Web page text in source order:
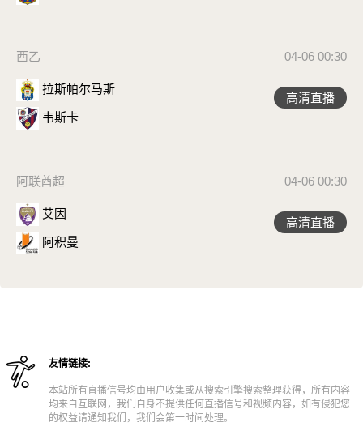
西乙 04-06 00:30
拉斯帕尔马斯
韦斯卡
高清直播
阿联酋超 04-06 00:30
艾因
阿积曼
高清直播
友情链接:
本站所有直播信号均由用户收集或从搜索引擎搜索整理获得，所有内容
均来自互联网，我们自身不提供任何直播信号和视频内容，如有侵犯您
的权益请通知我们，我们会第一时间处理。